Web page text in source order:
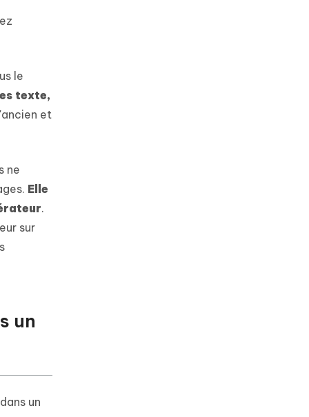
le
texte,
et
ne
Elle
.
sur
un
un